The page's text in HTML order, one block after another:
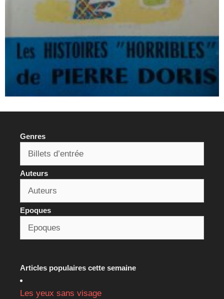
Genres
Auteurs
Epoques
Articles populaires cette semaine
Les yeux sans visage